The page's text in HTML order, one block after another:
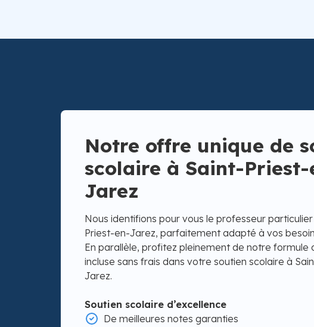
Notre offre unique de
scolaire à Saint-Priest-
Jarez
Nous identifions pour vous le professeur
Priest-en-Jarez, parfaitement adapté à vos
En parallèle, profitez pleinement de notre formule
incluse sans frais dans votre soutien scolaire à
Jarez.
Soutien scolaire d’excellence
De meilleures notes garanties